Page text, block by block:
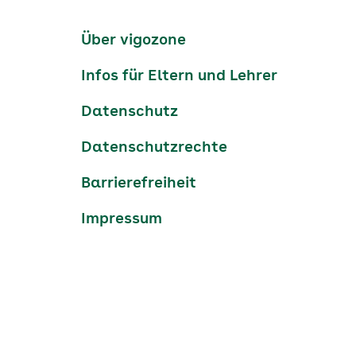
Services-
Über vigozone
Infos für Eltern und Lehrer
Datenschutz
Datenschutzrechte
Barrierefreiheit
Impressum